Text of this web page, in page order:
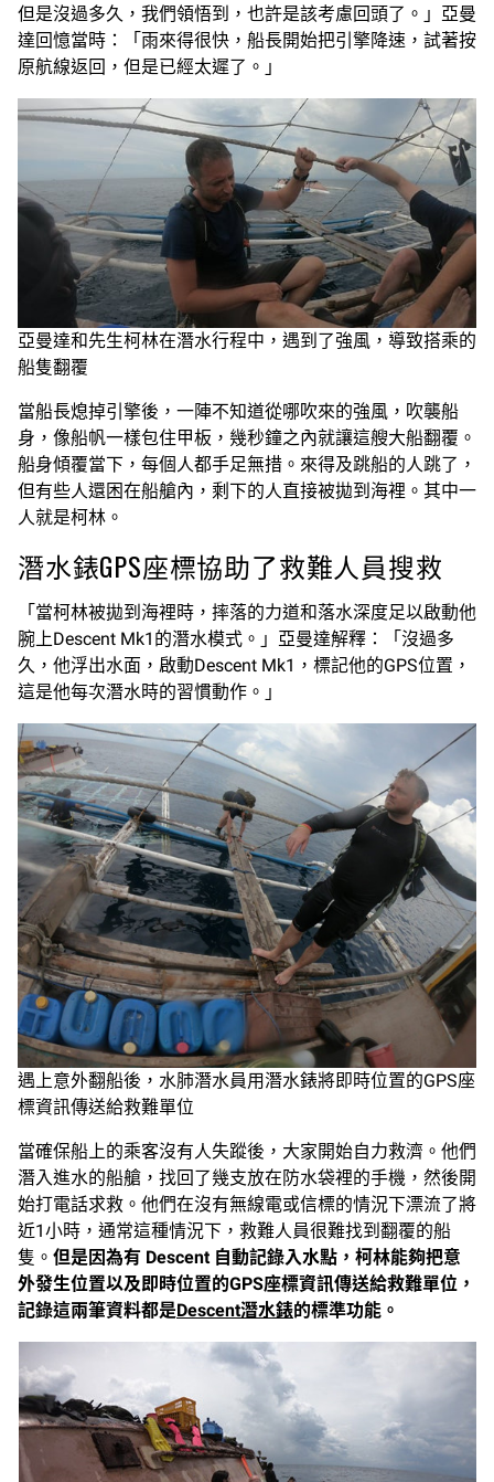
但是沒過多久，我們領悟到，也許是該考慮回頭了。」亞曼
達回憶當時：「雨來得很快，船長開始把引擎降速，試著按
原航線返回，但是已經太遲了。」
亞曼達和先生柯林在潛水行程中，遇到了強風，導致搭乘的
船隻翻覆
當船長熄掉引擎後，一陣不知道從哪吹來的強風，吹襲船
身，像船帆一樣包住甲板，幾秒鐘之內就讓這艘大船翻覆。
船身傾覆當下，每個人都手足無措。來得及跳船的人跳了，
但有些人還困在船艙內，剩下的人直接被拋到海裡。其中一
人就是柯林。
潛水錶GPS座標協助了救難人員搜救
「當柯林被拋到海裡時，摔落的力道和落水深度足以啟動他
腕上Descent Mk1的潛水模式。」亞曼達解釋：「沒過多
久，他浮出水面，啟動Descent Mk1，標記他的GPS位置，
這是他每次潛水時的習慣動作。」
遇上意外翻船後，水肺潛水員用潛水錶將即時位置的GPS座
標資訊傳送給救難單位
當確保船上的乘客沒有人失蹤後，大家開始自力救濟。他們
潛入進水的船艙，找回了幾支放在防水袋裡的手機，然後開
始打電話求救。他們在沒有無線電或信標的情況下漂流了將
近1小時，通常這種情況下，救難人員很難找到翻覆的船
隻。 但是因為有 Descent 自動記錄入水點，柯林能夠把意
外發生位置以及即時位置的GPS座標資訊傳送給救難單位，
記錄這兩筆資料都是Descent潛水錶的標準功能。